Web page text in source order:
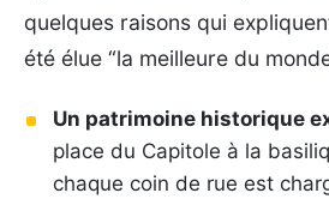
quelques raisons qui
été élue “la meilleure du
Un patrimoine historique
place du Capitole à la
chaque coin de rue est